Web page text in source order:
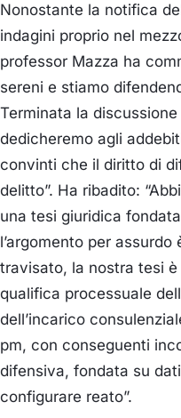
Nonostante la notifica
indagini proprio nel
professor Mazza ha
sereni e stiamo
Terminata la
dedicheremo agli
convinti che il diritto di
delitto”. Ha ribadito:
una tesi giuridica
l’argomento per
travisato, la nostra tesi
qualifica processuale
dell’incarico
pm, con conseguenti
difensiva, fondata su
configurare reato”.